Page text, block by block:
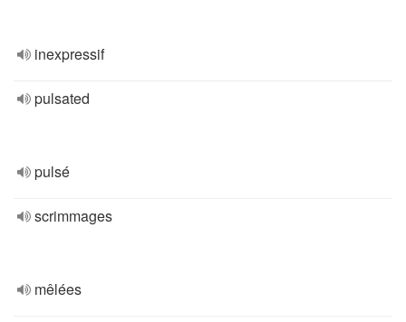
inexpressif
pulsated
pulsé
scrimmages
mêlées